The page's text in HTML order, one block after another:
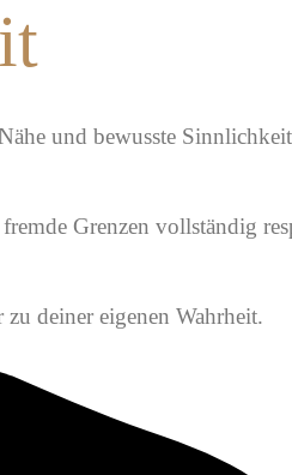
und bewusste
Grenzen vollständig
deiner eigenen Wahrheit.